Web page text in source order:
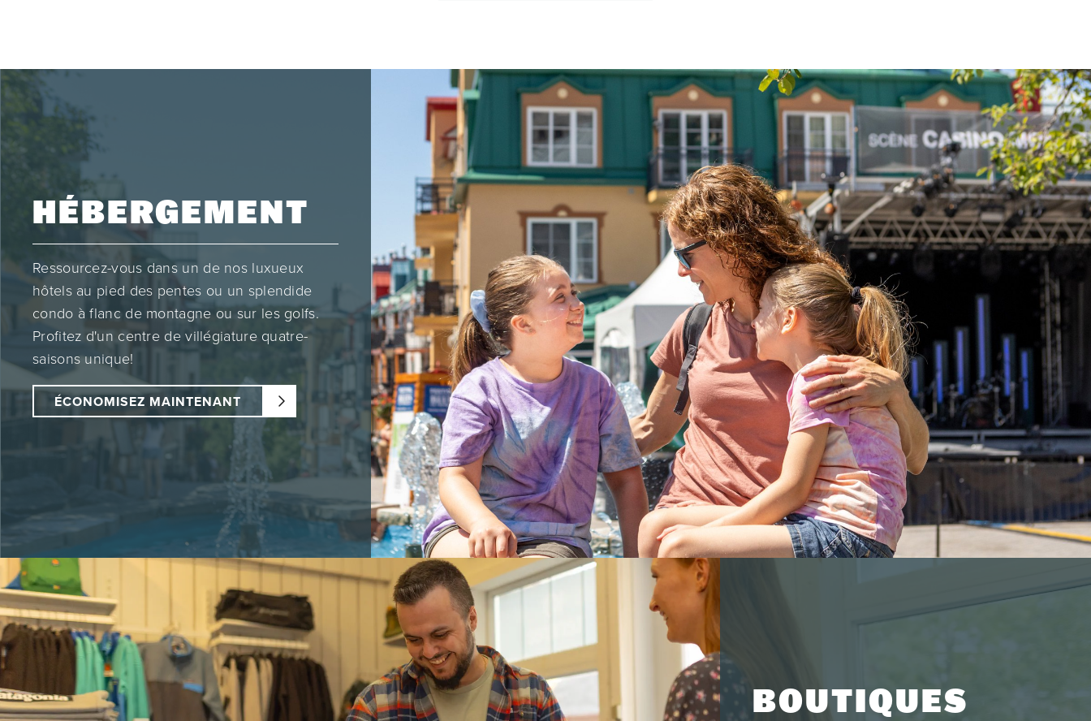
HÉBERGEMENT
Ressourcez-vous dans un de nos luxueux
hôtels au pied des pentes ou un splendide
condo à flanc de montagne ou sur les golfs.
Profitez d'un centre de villégiature quatre-
saisons unique!
ÉCONOMISEZ MAINTENANT
BOUTIQUES